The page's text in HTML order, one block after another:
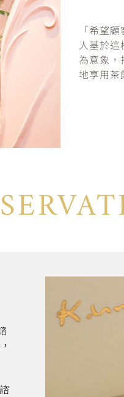
「希望
人基於這
為意象
地享用茶